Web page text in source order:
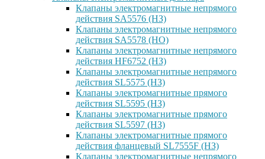
Клапаны электромагнитные непрямого
действия SA5576 (НЗ)
Клапаны электромагнитные непрямого
действия SA5578 (НО)
Клапаны электромагнитные непрямого
действия HF6752 (НЗ)
Клапаны электромагнитные непрямого
действия SL5575 (НЗ)
Клапаны электромагнитные прямого
действия SL5595 (НЗ)
Клапаны электромагнитные прямого
действия SL5597 (НЗ)
Клапаны электромагнитные прямого
действия фланцевый SL7555F (НЗ)
Клапаны электромагнитные непрямого